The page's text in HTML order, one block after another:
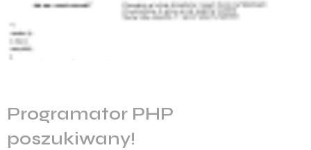
Programator PHP
poszukiwany!